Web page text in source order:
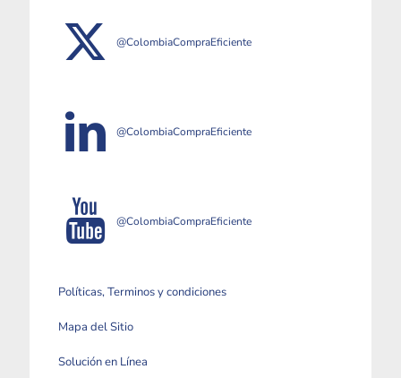
@ColombiaCompraEficiente
@ColombiaCompraEficiente
@ColombiaCompraEficiente
Políticas, Terminos y condiciones
Mapa del Sitio
Solución en Línea